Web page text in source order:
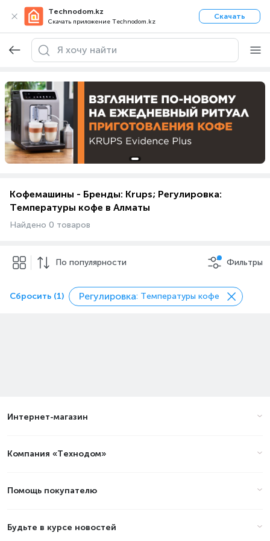
Technodom.kz
Скачать приложение Technodom.kz
Скачать
Кофемашины - Бренды: Krups; Регулировка:
Температуры кофе в Алматы
Найдено 0 товаров
По популярности Фильтры
Сбросить (1) Регулировка: Температуры кофе
Интернет-магазин
Компания «Технодом»
Помощь покупателю
Будьте в курсе новостей